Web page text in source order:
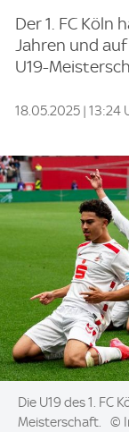
Der 1. FC Köln
Jahren und
U19-
18.05.2025 | 13:24
Image:
Die U19 des 1. FC
Meisterschaft.
©